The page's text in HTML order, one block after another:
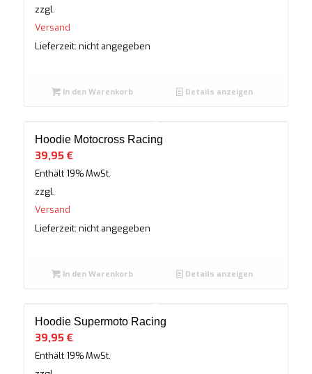
zzgl.
Versand
Lieferzeit: nicht angegeben
In den Warenkorb Details anzeigen
Hoodie Motocross Racing
39,95 €
Enthält 19% MwSt.
zzgl.
Versand
Lieferzeit: nicht angegeben
In den Warenkorb Details anzeigen
Hoodie Supermoto Racing
39,95 €
Enthält 19% MwSt.